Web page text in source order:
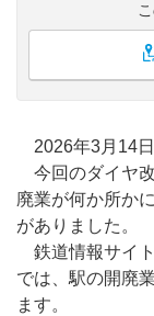
2026年3月14日
今回のダイヤ
廃業が何か所か
がありました。
鉄道情報サイト
では、駅の開廃
ます。